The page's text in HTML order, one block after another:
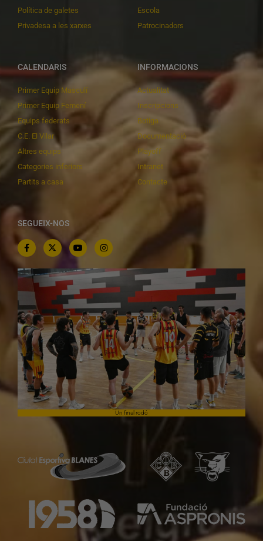
Política de galetes
Privadesa a les xarxes
Escola
Patrocinadors
CALENDARIS
Primer Equip Masculí
Primer Equip Femení
Equips federats
C.E. El Vilar
Altres equips
Categories inferiors
Partits a casa
INFORMACIONS
Actualitat
Inscripcions
Botiga
Documentació
Playoff
Intranet
Contacte
SEGUEIX-NOS
Un final rodó